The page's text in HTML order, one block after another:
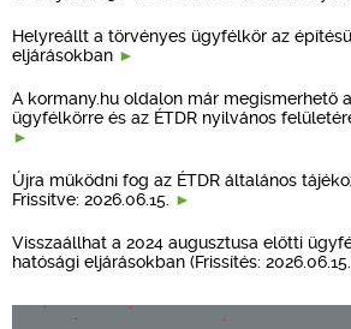
Helyreállt a törvényes ügyfélkör az
eljárásokban
A kormany.hu oldalon már megismerhető
ügyfélkörre és az ÉTDR nyilvános
Újra működni fog az ÉTDR általános
Frissítve: 2026.06.15.
Visszaállhat a 2024 augusztusa előtti
hatósági eljárásokban (Frissítés: